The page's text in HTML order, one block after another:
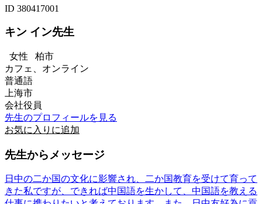
ID 380417001
キン イン先生
女性 柏市
カフェ、オンライン
普通語
上海市
会社役員
先生のプロフィールを見る
お気に入りに追加
先生からメッセージ
日中の二か国の文化に影響され、二か国教育を受けて育って
きた私ですが、できれば中国語を生かして、中国語を教える